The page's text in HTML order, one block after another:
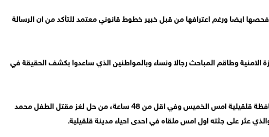
ايضا ورغم اعترافها من قبل خبير خطوط قانوني معتمد للتأكد من ان الرسالة
الامنية وطاقم المباحث رجالا ونساء وبالمواطنين الذي ساعدوا بكشف الحقيقة في
وكانت قد تمكنت شرطة محافظة قلقيلية امس الخميس وفي اقل من 48 ساعة، من حل لغز مقتل الطفل محمد